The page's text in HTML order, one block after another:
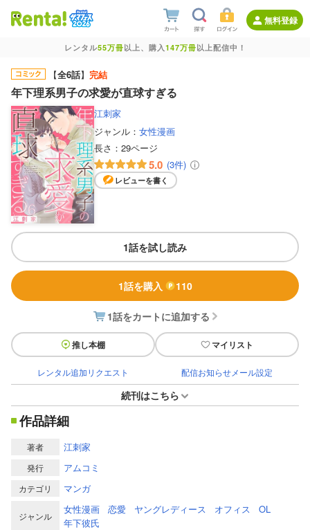
無料登録
レンタル55万冊以上、購入147万冊以上配信中！
【全6話】 完結
年下理系男子の求愛が直球すぎる
江刺家
ジャンル： 女性漫画
長さ： 29ページ
5.0 (3件)
レビューを書く
1話を試し読み
1話を購入 110
1話をカートに追加する
推し本棚 マイリスト
レンタル追加リクエスト 配信お知らせメール設定
続刊はこちら
作品詳細
著者 江刺家
発行 アムコミ
カテゴリ マンガ
ジャンル
女性漫画 恋愛 ヤングレディース オフィス
OL
年下彼氏